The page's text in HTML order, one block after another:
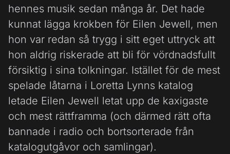
hennes musik sedan många år. Det hade
kunnat lägga krokben för Eilen Jewell, men
hon var redan så trygg i sitt eget uttryck att
hon aldrig riskerade att bli för vördnadsfullt
försiktig i sina tolkningar. Istället för de mest
spelade låtarna i Loretta Lynns katalog
letade Eilen Jewell letat upp de kaxigaste
och mest rättframma (och därmed rätt ofta
bannade i radio och bortsorterade från
katalogutgåvor och samlingar).